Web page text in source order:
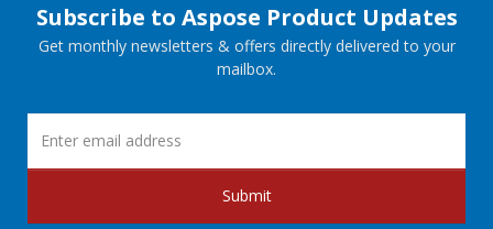
Subscribe to Aspose Product Updates
Get monthly newsletters & offers directly delivered to your
mailbox.
Submit